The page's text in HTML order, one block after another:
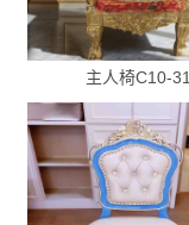
主人椅C10-31